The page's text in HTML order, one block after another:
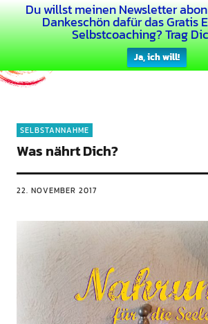
Du willst meinen Newsletter
Dankeschön dafür das Gratis
Selbstcoaching? Trag
Ja, ich will!
Dein Buntes Leben
SELBSTANNAHME
Was nährt Dich?
22. NOVEMBER 2017